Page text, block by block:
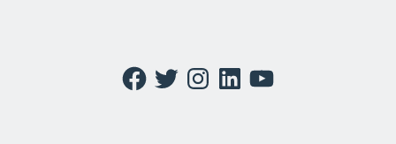
Facebook
TwitterInstagramLinkedInYouTube